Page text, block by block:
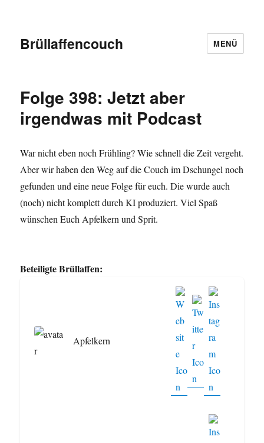
Brüllaffencouch MENÜ
Folge 398: Jetzt aber
irgendwas mit Podcast
War nicht eben noch Frühling? Wie schnell die Zeit vergeht.
Aber wir haben den Weg auf die Couch im Dschungel noch
gefunden und eine neue Folge für euch. Die wurde auch
(noch) nicht komplett durch KI produziert. Viel Spaß
wünschen Euch Apfelkern und Sprit.
Beteiligte Brüllaffen:
Apfelkern